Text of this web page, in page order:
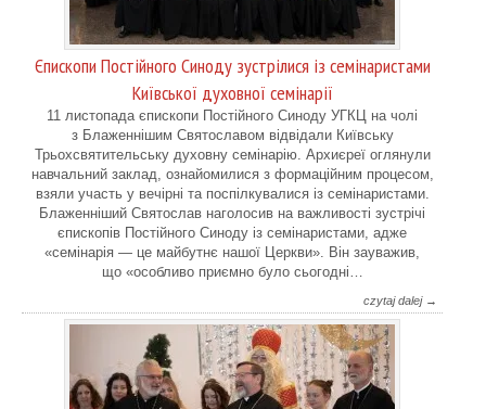
Єпископи Постійного Синоду зустрілися із семінаристами
Київської духовної семінарії
11 листопада єпископи Постійного Синоду УГКЦ на чолі
з Блаженнішим Святославом відвідали Київську
Трьохсвятительську духовну семінарію. Архиєреї оглянули
навчальний заклад, ознайомилися з формаційним процесом,
взяли участь у вечірні та поспілкувалися із семінаристами.
Блаженніший Святослав наголосив на важливості зустрічі
єпископів Постійного Синоду із семінаристами, адже
«семінарія — це майбутнє нашої Церкви». Він зауважив,
що «особливо приємно було сьогодні…
czytaj dalej →